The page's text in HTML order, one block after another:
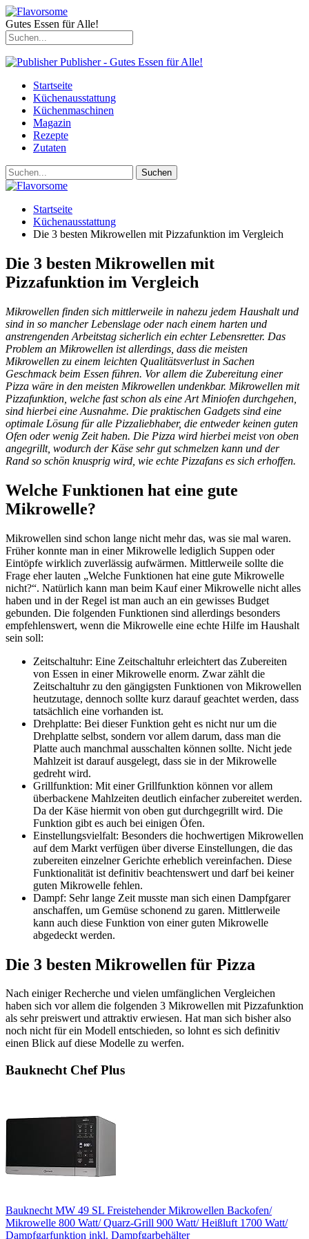
Gutes Essen für Alle!
Publisher - Gutes Essen für Alle!
Startseite
Küchenausstattung
Küchenmaschinen
Magazin
Rezepte
Zutaten
Startseite
Küchenausstattung
Die 3 besten Mikrowellen mit Pizzafunktion im Vergleich
Die 3 besten Mikrowellen mit
Pizzafunktion im Vergleich
Mikrowellen finden sich mittlerweile in nahezu jedem Haushalt und
sind in so mancher Lebenslage oder nach einem harten und
anstrengenden Arbeitstag sicherlich ein echter Lebensretter. Das
Problem an Mikrowellen ist allerdings, dass die meisten
Mikrowellen zu einem leichten Qualitätsverlust in Sachen
Geschmack beim Essen führen. Vor allem die Zubereitung einer
Pizza wäre in den meisten Mikrowellen undenkbar. Mikrowellen mit
Pizzafunktion, welche fast schon als eine Art Miniofen durchgehen,
sind hierbei eine Ausnahme. Die praktischen Gadgets sind eine
optimale Lösung für alle Pizzaliebhaber, die entweder keinen guten
Ofen oder wenig Zeit haben. Die Pizza wird hierbei meist von oben
angegrillt, wodurch der Käse sehr gut schmelzen kann und der
Rand so schön knusprig wird, wie echte Pizzafans es sich erhoffen.
Welche Funktionen hat eine gute
Mikrowelle?
Mikrowellen sind schon lange nicht mehr das, was sie mal waren.
Früher konnte man in einer Mikrowelle lediglich Suppen oder
Eintöpfe wirklich zuverlässig aufwärmen. Mittlerweile sollte die
Frage eher lauten „Welche Funktionen hat eine gute Mikrowelle
nicht?“. Natürlich kann man beim Kauf einer Mikrowelle nicht alles
haben und in der Regel ist man auch an ein gewisses Budget
gebunden. Die folgenden Funktionen sind allerdings besonders
empfehlenswert, wenn die Mikrowelle eine echte Hilfe im Haushalt
sein soll:
Zeitschaltuhr: Eine Zeitschaltuhr erleichtert das Zubereiten
von Essen in einer Mikrowelle enorm. Zwar zählt die
Zeitschaltuhr zu den gängigsten Funktionen von Mikrowellen
heutzutage, dennoch sollte kurz darauf geachtet werden, dass
tatsächlich eine vorhanden ist.
Drehplatte: Bei dieser Funktion geht es nicht nur um die
Drehplatte selbst, sondern vor allem darum, dass man die
Platte auch manchmal ausschalten können sollte. Nicht jede
Mahlzeit ist darauf ausgelegt, dass sie in der Mikrowelle
gedreht wird.
Grillfunktion: Mit einer Grillfunktion können vor allem
überbackene Mahlzeiten deutlich einfacher zubereitet werden.
Da der Käse hiermit von oben gut durchgegrillt wird. Die
Funktion gibt es auch bei einigen Öfen.
Einstellungsvielfalt: Besonders die hochwertigen Mikrowellen
auf dem Markt verfügen über diverse Einstellungen, die das
zubereiten einzelner Gerichte erheblich vereinfachen. Diese
Funktionalität ist definitiv beachtenswert und darf bei keiner
guten Mikrowelle fehlen.
Dampf: Sehr lange Zeit musste man sich einen Dampfgarer
anschaffen, um Gemüse schonend zu garen. Mittlerweile
kann auch diese Funktion von einer guten Mikrowelle
abgedeckt werden.
Die 3 besten Mikrowellen für Pizza
Nach einiger Recherche und vielen umfänglichen Vergleichen
haben sich vor allem die folgenden 3 Mikrowellen mit Pizzafunktion
als sehr preiswert und attraktiv erwiesen. Hat man sich bisher also
noch nicht für ein Modell entschieden, so lohnt es sich definitiv
einen Blick auf diese Modelle zu werfen.
Bauknecht Chef Plus
Bauknecht MW 49 SL Freistehender Mikrowellen Backofen/
Mikrowelle 800 Watt/ Quarz-Grill 900 Watt/ Heißluft 1700 Watt/
Dampfgarfunktion inkl. Dampfgarbehälter